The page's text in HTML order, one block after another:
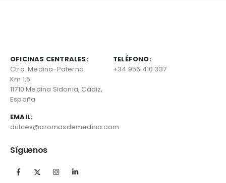
OFICINAS CENTRALES:
Ctra. Medina-Paterna
Km 1,5.
11710 Medina Sidonia, Cádiz,
España
TELÉFONO:
+34 956 410 337
EMAIL:
dulces@aromasdemedina.com
Síguenos